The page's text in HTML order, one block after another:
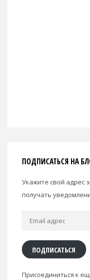
ПОДПИСАТЬСЯ НА
Укажите свой адрес
получать
Email
ПОДПИСАТЬСЯ
Присоединиться к